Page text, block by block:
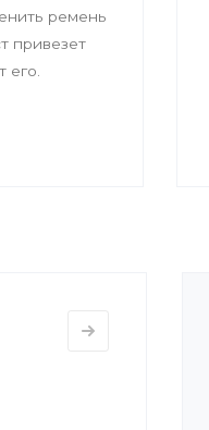
ремень
привезет
его.